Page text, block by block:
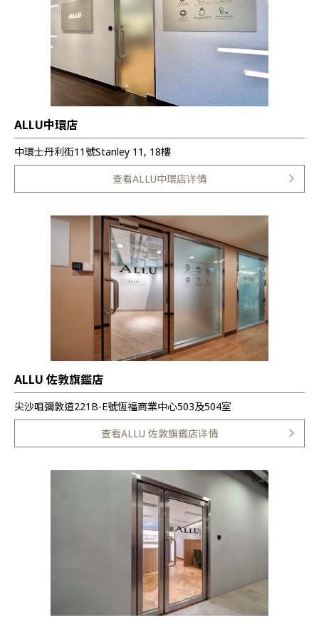
ALLU中環店
中環士丹利街11號Stanley 11, 18樓
查看ALLU中環店详情
ALLU 佐敦旗鑑店
尖沙咀彌敦道221B-E號恆福商業中心503及504室
查看ALLU 佐敦旗鑑店详情